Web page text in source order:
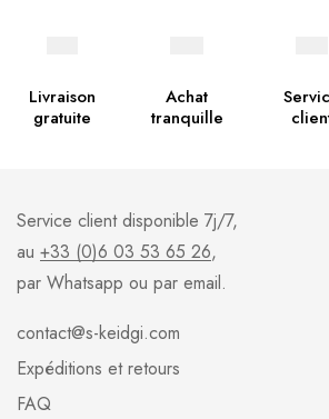
Livraison
gratuite
Achat
tranquille
Service client disponible 7j/7,
au +33 (0)6 03 53 65 26,
par Whatsapp ou par email.
contact@s-keidgi.com
Expéditions et retours
FAQ